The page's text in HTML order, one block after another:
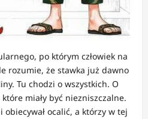
po którym człowiek na
rozumie, że stawka już dawno
Tu chodzi o wszystkich. O
miały być niezniszczalne.
ocalić, a którzy w tej